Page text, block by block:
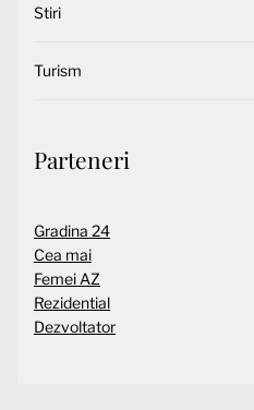
Stiri
Turism
Parteneri
Gradina 24
Cea mai
Femei AZ
Rezidential
Dezvoltator